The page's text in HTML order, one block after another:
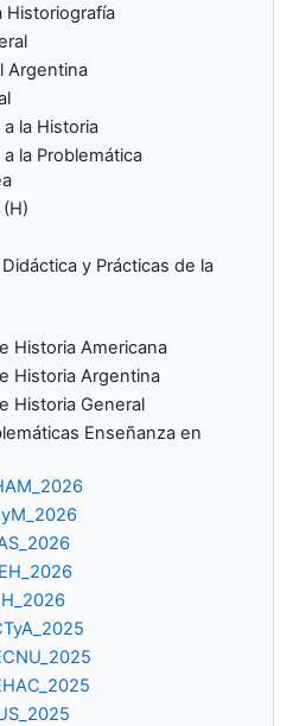
Historiografía
Argentina
la Historia
la Problemática
y Prácticas de la
Historia Americana
Historia Argentina
Historia General
Enseñanza en